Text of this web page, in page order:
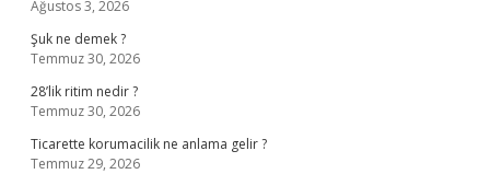
Ağustos 3, 2026
Şuk ne demek ?
Temmuz 30, 2026
28’lik ritim nedir ?
Temmuz 30, 2026
Ticarette korumacilik ne anlama gelir ?
Temmuz 29, 2026